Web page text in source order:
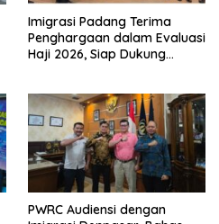
Imigrasi Padang Terima
Penghargaan dalam Evaluasi
Haji 2026, Siap Dukung
PWRC Audiensi dengan